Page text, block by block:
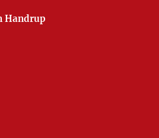
Handrup